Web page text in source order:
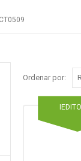
Ordenar por: